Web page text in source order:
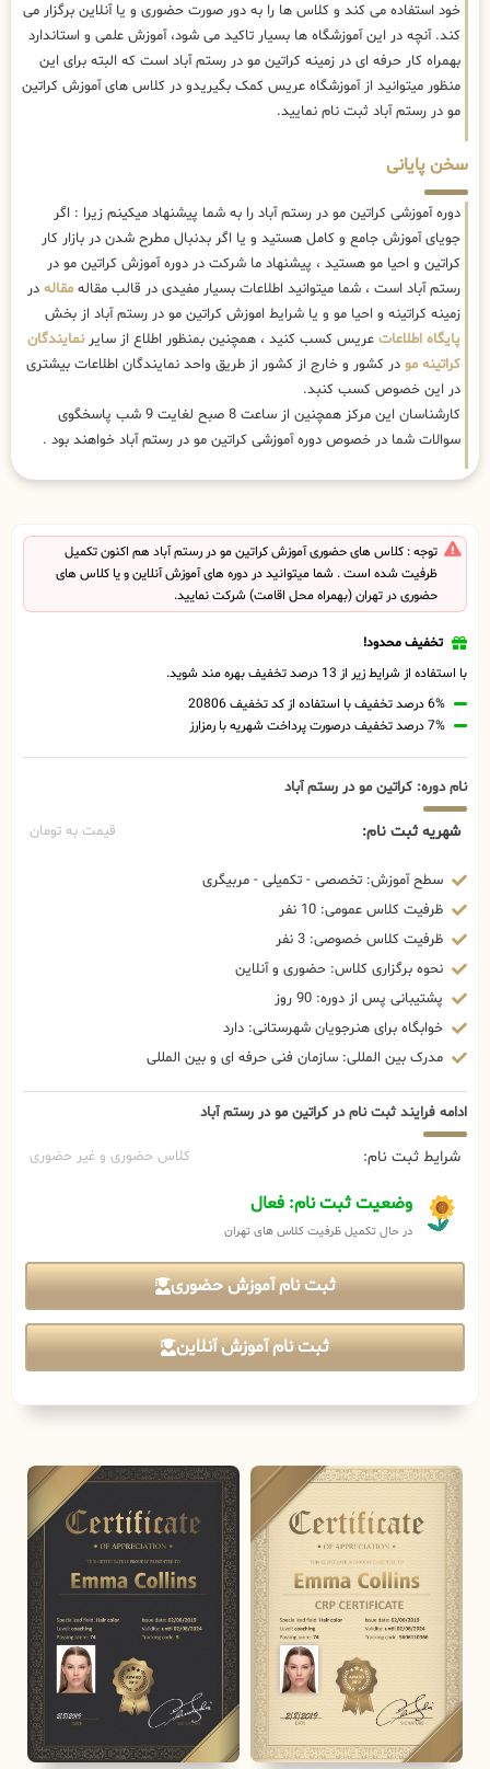
خود استفاده می کند و کلاس ها را به دور صورت حضوری و یا آنلاین برگزار می
کند. آنچه در این آموزشگاه ها بسیار تاکید می شود، آموزش علمی و استاندارد
بهمراه کار حرفه ای در زمینه کراتین مو در رستم آباد است که البته برای این
منظور میتوانید از آموزشگاه عریس کمک بگیریدو در کلاس های آموزش کراتین
مو در رستم آباد ثبت نام نمایید.
سخن پایانی
دوره آموزشی کراتین مو در رستم آباد را به شما پیشنهاد میکینم زیرا : اگر
جویای آموزش جامع و کامل هستید و یا اگر بدنبال مطرح شدن در بازار کار
کراتین و احیا مو هستید ، پیشنهاد ما شرکت در دوره آموزش کراتین مو در
رستم آباد است ، شما میتوانید اطلاعات بسیار مفیدی در قالب مقاله مقاله در
زمینه کراتینه و احیا مو و یا شرایط اموزش کراتین مو در رستم آباد از بخش
پایگاه اطلاعات عریس کسب کنید ، همچنین بمنظور اطلاع از سایرنمایندگان
کراتینه مو در کشور و خارج از کشور از طریق واحد نمایندگان اطلاعات بیشتری
در این خصوص کسب کنبد.
کارشناسان این مرکز همچنین از ساعت 8 صبح لغایت 9 شب پاسخگوی
سوالات شما در خصوص دوره آموزشی کراتین مو در رستم آباد خواهند بود .
توجه : کلاس های حضوری آموزش کراتین مو در رستم آباد هم اکنون تکمیل
ظرفیت شده است . شما میتوانید در دوره های آموزش آنلاین و یا کلاس های
حضوری در تهران (بهمراه محل اقامت) شرکت نمایید.
تخفیف محدود!
با استفاده از شرایط زیر از 13 درصد تخفیف بهره مند شوید.
6% درصد تخفیف با استفاده از کد تخفیف 20806
7% درصد تخفیف درصورت پرداخت شهریه با رمزارز
نام دوره: کراتین مو در رستم آباد
شهریه ثبت نام: قیمت به تومان
سطح آموزش: تخصصی - تکمیلی - مربیگری
ظرفیت کلاس عمومی: 10 نفر
ظرفیت کلاس خصوصی: 3 نفر
نحوه برگزاری کلاس: حضوری و آنلاین
پشتیبانی پس از دوره: 90 روز
خوابگاه برای هنرجویان شهرستانی: دارد
مدرک بین المللی: سازمان فنی حرفه ای و بین المللی
ادامه فرایند ثبت نام در کراتین مو در رستم آباد
شرایط ثبت نام: کلاس حضوری و غیر حضوری
وضعیت ثبت نام: فعال
در حال تکمیل ظرفیت کلاس های تهران
ثبت نام آموزش حضوری
ثبت نام آموزش آنلاین